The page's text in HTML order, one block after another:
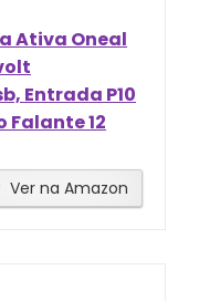
Ativa Oneal
Entrada P10
Falante 12
Ver na Amazon